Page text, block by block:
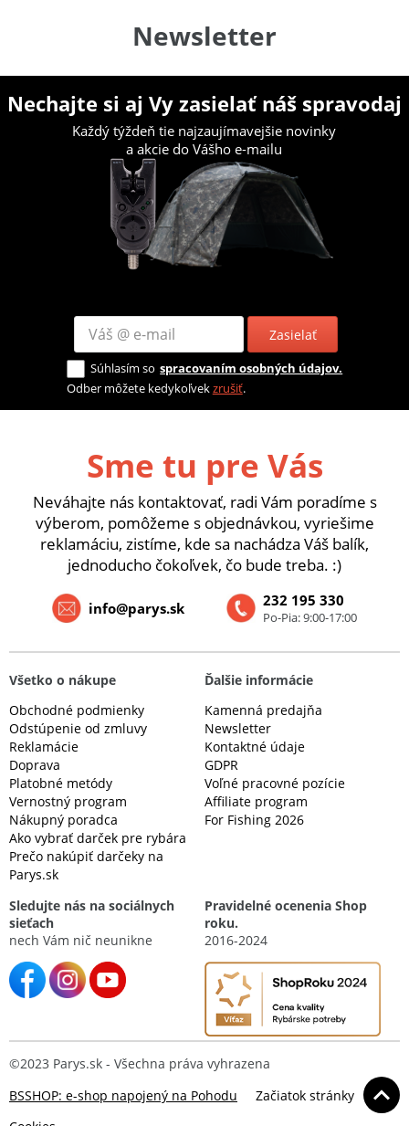
Newsletter
Nechajte si aj Vy zasielať náš spravodaj
Každý týždeň tie najzaujímavejšie novinky
a akcie do Vášho e-mailu
Zasielať
Súhlasím so spracovaním osobných údajov.
Odber môžete kedykoľvekzrušiť.
Sme tu pre Vás
Neváhajte nás kontaktovať, radi Vám poradíme s
výberom, pomôžeme s objednávkou, vyriešime
reklamáciu, zistíme, kde sa nachádza Váš balík,
jednoducho čokoľvek, čo bude treba. :)
232 195 330
Po-Pia: 9:00-17:00
info@parys.sk
Všetko o nákupe
Obchodné podmienky
Odstúpenie od zmluvy
Reklamácie
Doprava
Platobné metódy
Vernostný program
Nákupný poradca
Ako vybrať darček pre rybára
Prečo nakúpiť darčeky na
Parys.sk
Ďalšie informácie
Kamenná predajňa
Newsletter
Kontaktné údaje
GDPR
Voľné pracovné pozície
Affiliate program
For Fishing 2026
Sledujte nás na sociálnych
sieťach
nech Vám nič neunikne
Pravidelné ocenenia Shop
roku.
2016-2024
©2023 Parys.sk - Všechna práva vyhrazena
BSSHOP: e-shop napojený na Pohodu
Začiatok stránky